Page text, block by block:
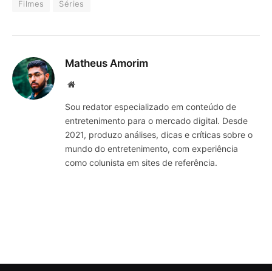
Filmes Séries
Matheus Amorim
Website
Sou redator especializado em conteúdo de
entretenimento para o mercado digital. Desde
2021, produzo análises, dicas e críticas sobre o
mundo do entretenimento, com experiência
como colunista em sites de referência.